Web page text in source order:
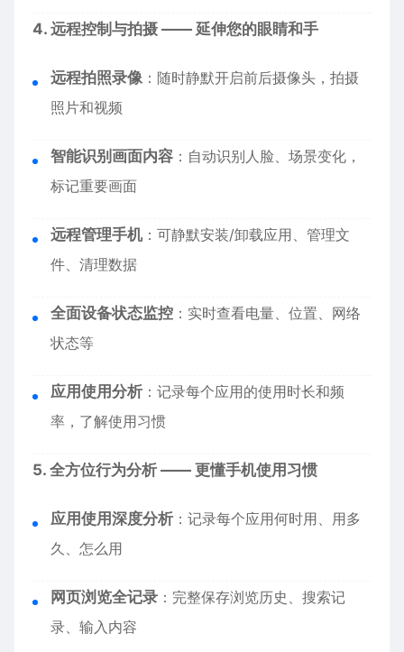
4. 远程控制与拍摄 —— 延伸您的眼睛和手
远程拍照录像：随时静默开启前后摄像头，拍摄
照片和视频
智能识别画面内容 ：自动识别人脸、场景变化，
标记重要画面
远程管理手机：可静默安装/卸载应用、管理文
件、清理数据
全面设备状态监控 ：实时查看电量、位置、网络
状态等
应用使用分析 ：记录每个应用的使用时长和频
率，了解使用习惯
5. 全方位行为分析 —— 更懂手机使用习惯
应用使用深度分析 ：记录每个应用何时用、用多
久、怎么用
网页浏览全记录 ：完整保存浏览历史、搜索记
录、输入内容